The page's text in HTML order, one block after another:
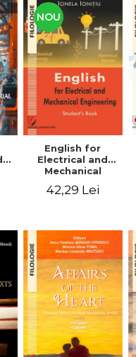
NOU
English for
Electrical and
Mechanical
Student’s book
42,29 Lei